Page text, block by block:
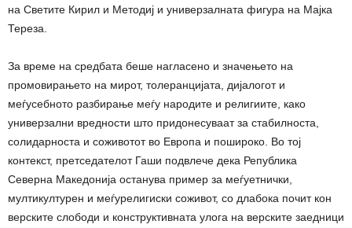
на Светите Кирил и Методиј и универзалната фигура на Мајка
Тереза.
За време на средбата беше нагласено и значењето на
промовирањето на мирот, толеранцијата, дијалогот и
меѓусебното разбирање меѓу народите и религиите, како
универзални вредности што придонесуваат за стабилноста,
солидарноста и соживотот во Европа и пошироко. Во тој
контекст, претседателот Гаши подвлече дека Република
Северна Македонија останува пример за меѓуетнички,
мултикултурен и меѓурелигиски соживот, со длабока почит кон
верските слободи и конструктивната улога на верските заедници